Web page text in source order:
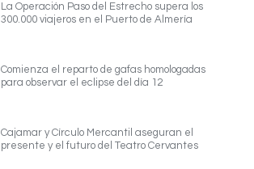
La Operación Paso del Estrecho supera los
300.000 viajeros en el Puerto de Almería
Comienza el reparto de gafas homologadas
para observar el eclipse del día 12
Cajamar y Círculo Mercantil aseguran el
presente y el futuro del Teatro Cervantes